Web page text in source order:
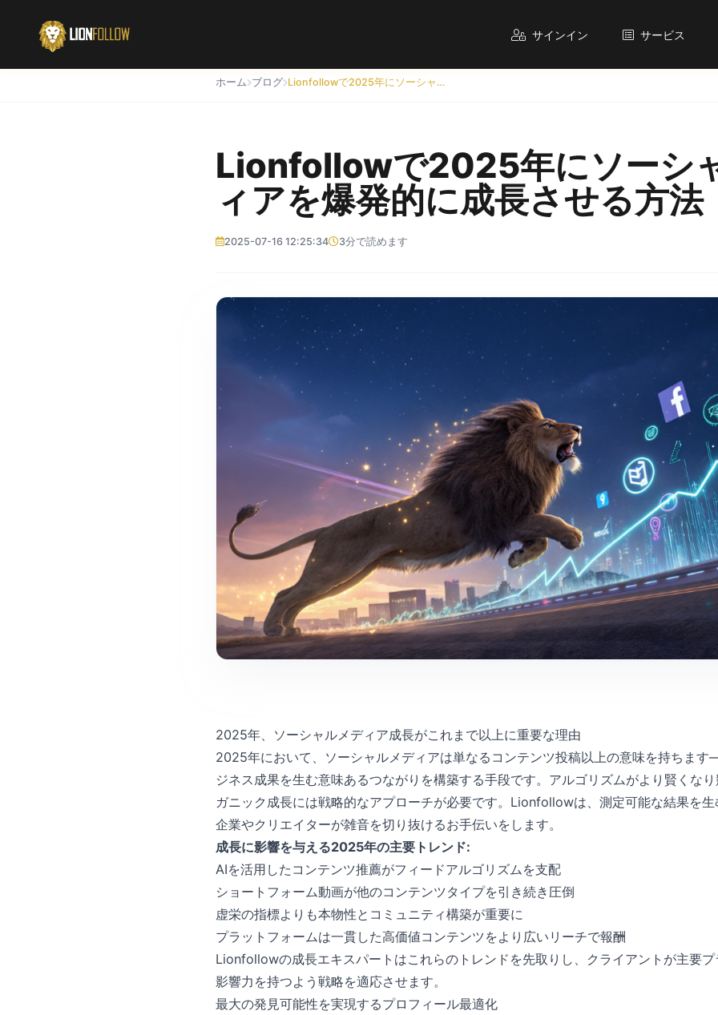
サインイン サービス
ホーム ブログ Lionfollowで2025年にソーシャルメディアを爆発的に成長させる方法
Lionfollowで2025年にソーシ
ィアを爆発的に成長させる方法
2025-07-16 12:25:34 3分で読めます
2025年、ソーシャルメディア成長がこれまで以上に重要な理由
2025年において、ソーシャルメディアは単なるコンテンツ投稿以上の意味を持ちま
ジネス成果を生む意味あるつながりを構築する手段です。アルゴリズムがより賢くな
ガニック成長には戦略的なアプローチが必要です。Lionfollowは、測定可能な結果を生
企業やクリエイターが雑音を切り抜けるお手伝いをします。
成長に影響を与える2025年の主要トレンド:
AIを活用したコンテンツ推薦がフィードアルゴリズムを支配
ショートフォーム動画が他のコンテンツタイプを引き続き圧倒
虚栄の指標よりも本物性とコミュニティ構築が重要に
プラットフォームは一貫した高価値コンテンツをより広いリーチで報酬
Lionfollowの成長エキスパートはこれらのトレンドを先取りし、クライアントが主要
影響力を持つよう戦略を適応させます。
最大の発見可能性を実現するプロフィール最適化